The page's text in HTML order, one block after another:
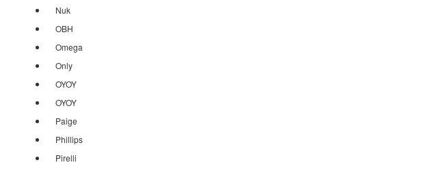
Nuk
OBH
Omega
Only
OYOY
OYOY
Paige
Phillips
Pirelli